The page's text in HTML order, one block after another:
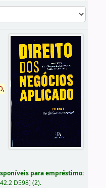
para empréstimo:
D598] (2).